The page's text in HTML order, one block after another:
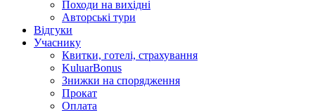
Походи на вихідні
Авторські тури
Відгуки
Учаснику
Квитки, готелі, страхування
KuluarBonus
Знижки на спорядження
Прокат
Оплата